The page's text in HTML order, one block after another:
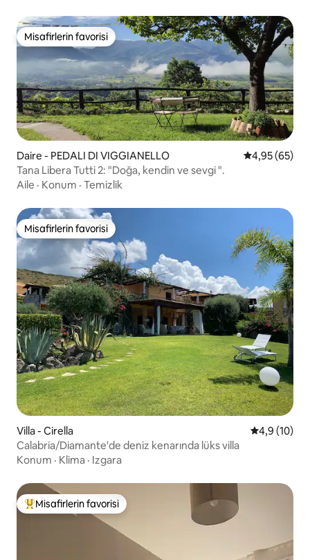
Misafirlerin favorisi
Misafirlerin favorisi
Daire - PEDALI DI VIGGIANELLO 5 üzerinden
4,95 (65)
Tana Libera Tutti 2: "Doğa, kendin ve sevgi ".
Aile · Konum · Temizlik
Misafirlerin favorisi
Misafirlerin favorisi
Villa - Cirella 5 üzerinden
4,9 (10)
Calabria/Diamante'de deniz kenarında lüks villa
Konum · Klima · Izgara
Misafirlerin favorilerinden en beğenilenler arasında
Misafirlerin favorisi